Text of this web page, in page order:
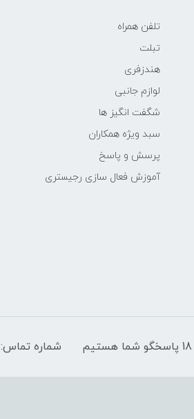
تلفن همراه
تبلت
هندزفری
لوازم جانبی
شگفت انگیز ها
سبد ویژه همکاران
پرسش و پاسخ
آموزش فعال سازی رجیستری
شماره تماس: